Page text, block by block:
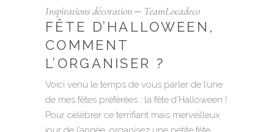
Inspirations décoration TeamLocadeco
FÊTE D’HALLOWEEN,
COMMENT
L’ORGANISER ?
Voici venu le temps de vous parler de l’une
de mes fêtes préférées : la fête d’Halloween !
Pour célébrer ce terrifiant mais merveilleux